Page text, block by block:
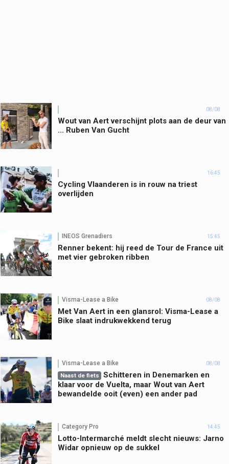
08/08
Wout van Aert verschijnt plots aan de deur van
... Ruben Van Gucht
16:45
Cycling Vlaanderen is in rouw na triest
overlijden
INEOS Grenadiers 15:45
Renner bekent: hij reed de Tour de France uit
met vier gebroken ribben
Visma-Lease a Bike 08/08
Met Van Aert in een glansrol: Visma-Lease a
Bike slaat indrukwekkend terug
Visma-Lease a Bike 08/08
Naast de fiets
Schitteren in Denemarken en
klaar voor de Vuelta, maar Wout van Aert
bewandelde ooit (even) een ander pad
Category Pro 14:45
Lotto-Intermarché meldt slecht nieuws: Jarno
Widar opnieuw op de sukkel